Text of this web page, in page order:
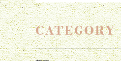
CATEGORY